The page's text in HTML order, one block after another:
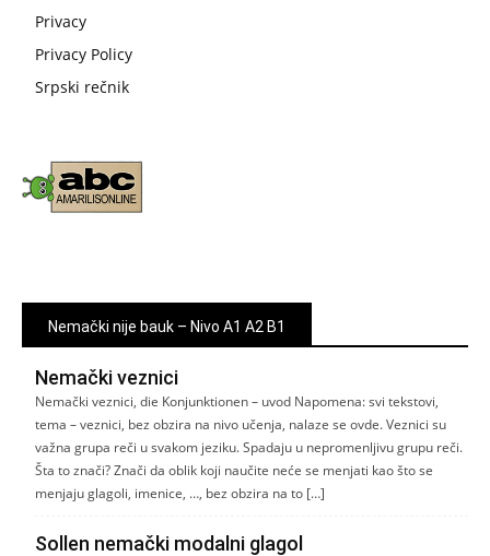
Privacy
Privacy Policy
Srpski rečnik
Nemački nije bauk – Nivo A1 A2 B1
Nemački veznici
Nemački veznici, die Konjunktionen – uvod Napomena: svi tekstovi,
tema – veznici, bez obzira na nivo učenja, nalaze se ovde. Veznici su
važna grupa reči u svakom jeziku. Spadaju u nepromenljivu grupu reči.
Šta to znači? Znači da oblik koji naučite neće se menjati kao što se
menjaju glagoli, imenice, …, bez obzira na to […]
Sollen nemački modalni glagol